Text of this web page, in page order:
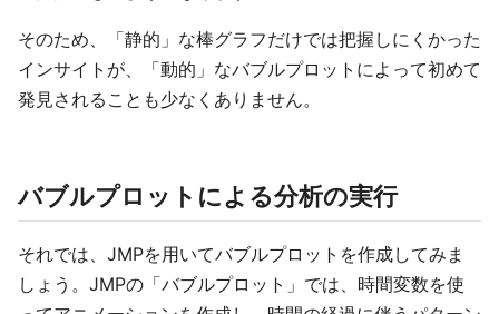
そのため、「静的」な棒グラフだけでは把握しにくかった
インサイトが、「動的」なバブルプロットによって初めて
発見されることも少なくありません。
バブルプロットによる分析の実行
それでは、JMPを用いてバブルプロットを作成してみま
しょう。JMPの「バブルプロット」では、時間変数を使